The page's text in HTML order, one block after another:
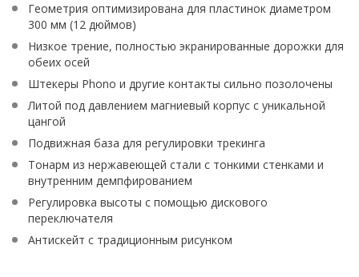
Геометрия оптимизирована для пластинок диаметром
300 мм (12 дюймов)
Низкое трение, полностью экранированные дорожки для
обеих осей
Штекеры Phono и другие контакты сильно позолочены
Литой под давлением магниевый корпус с уникальной
цангой
Подвижная база для регулировки трекинга
Тонарм из нержавеющей стали с тонкими стенками и
внутренним демпфированием
Регулировка высоты с помощью дискового
переключателя
Антискейт с традиционным рисунком